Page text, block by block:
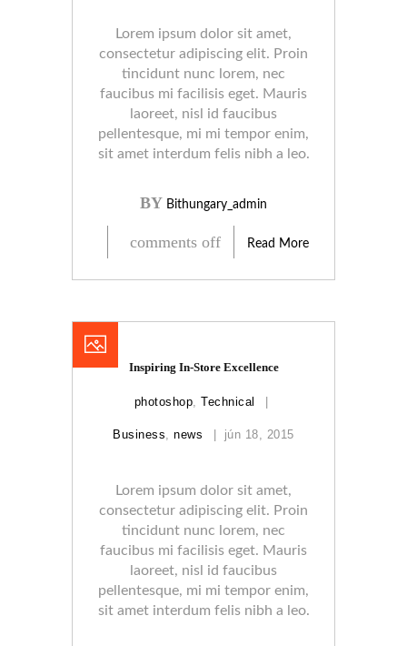
Lorem ipsum dolor sit amet,
consectetur adipiscing elit. Proin
tincidunt nunc lorem, nec
faucibus mi facilisis eget. Mauris
laoreet, nisl id faucibus
pellentesque, mi mi tempor enim,
sit amet interdum felis nibh a leo.
BY Bithungary_admin
comments off Read More
Inspiring In-Store Excellence
photoshop, Technical
Business,news jún 18, 2015
Lorem ipsum dolor sit amet,
consectetur adipiscing elit. Proin
tincidunt nunc lorem, nec
faucibus mi facilisis eget. Mauris
laoreet, nisl id faucibus
pellentesque, mi mi tempor enim,
sit amet interdum felis nibh a leo.